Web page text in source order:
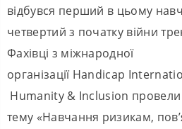
відбувся перший в цьому
четвертий з початку війни
Фахівці з міжнародної
організації Handicap
Humanity & Inclusion провели
тему «Навчання ризикам,